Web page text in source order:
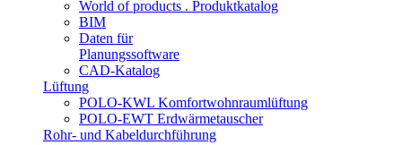
World of products . Produktkatalog
BIM
Daten für
Planungssoftware
CAD-Katalog
Lüftung
POLO-KWL Komfortwohnraumlüftung
POLO-EWT Erdwärmetauscher
Rohr- und Kabeldurchführung